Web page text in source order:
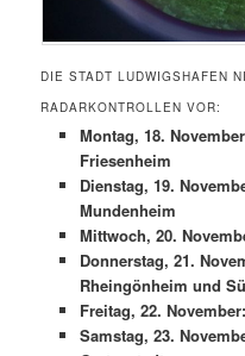
DIE STADT LUDWIGSHAFEN
RADARKONTROLLEN VOR:
Montag, 18.
Friesenheim
Dienstag, 19.
Mundenheim
Mittwoch, 20.
Donnerstag, 21.
Rheingönheim und
Freitag, 22.
Samstag, 23.